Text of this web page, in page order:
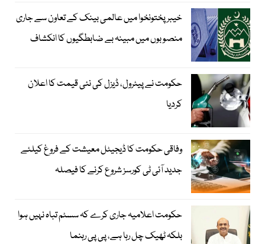
خیبرپختونخوا میں عالمی بینک کے تعاون سے جاری
منصوبوں میں مبینہ بے ضابطگیوں کا انکشاف
حکومت نے پیٹرول، ڈیزل کی نئی قیمت کا اعلان
کردیا
وفاقی حکومت کا ڈیجیٹل معیشت کے فروغ کیلئے
جدید آئی ٹی کورسز شروع کرنے کا فیصلہ
حکومت اعلامیہ جاری کرے کہ سسٹم تباہ نہیں ہوا
بلکہ ٹھیک چل رہا ہے، پی پی رہنما